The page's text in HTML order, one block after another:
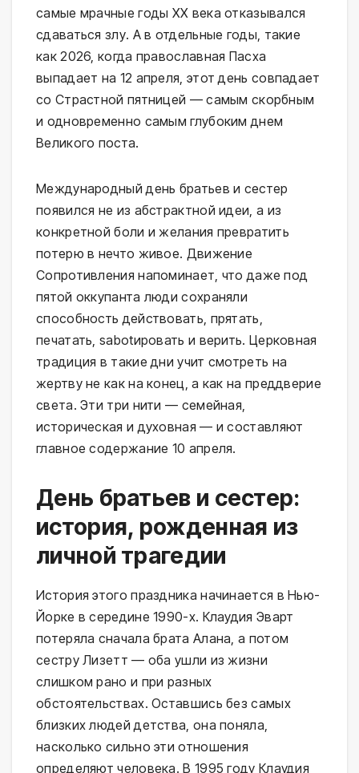
самые мрачные годы XX века отказывался
сдаваться злу. А в отдельные годы, такие
как 2026, когда православная Пасха
выпадает на 12 апреля, этот день совпадает
со Страстной пятницей — самым скорбным
и одновременно самым глубоким днем
Великого поста.
Международный день братьев и сестер
появился не из абстрактной идеи, а из
конкретной боли и желания превратить
потерю в нечто живое. Движение
Сопротивления напоминает, что даже под
пятой оккупанта люди сохраняли
способность действовать, прятать,
печатать, sabotировать и верить. Церковная
традиция в такие дни учит смотреть на
жертву не как на конец, а как на преддверие
света. Эти три нити — семейная,
историческая и духовная — и составляют
главное содержание 10 апреля.
День братьев и сестер:
история, рожденная из
личной трагедии
История этого праздника начинается в Нью-
Йорке в середине 1990-х. Клаудия Эварт
потеряла сначала брата Алана, а потом
сестру Лизетт — оба ушли из жизни
слишком рано и при разных
обстоятельствах. Оставшись без самых
близких людей детства, она поняла,
насколько сильно эти отношения
определяют человека. В 1995 году Клаудия